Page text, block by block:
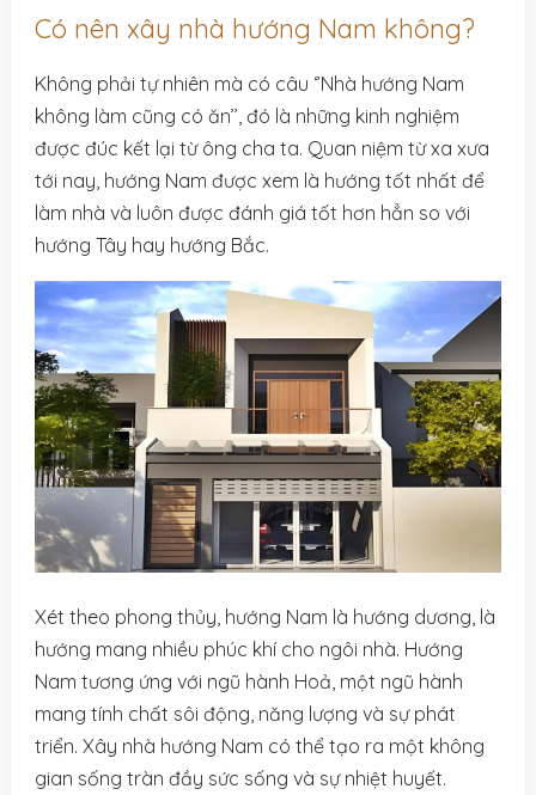
Có nên xây nhà hướng Nam không?
Không phải tự nhiên mà có câu ‘’Nhà hướng Nam
không làm cũng có ăn’’, đó là những kinh nghiệm
được đúc kết lại từ ông cha ta. Quan niệm từ xa xưa
tới nay, hướng Nam được xem là hướng tốt nhất để
làm nhà và luôn được đánh giá tốt hơn hẳn so với
hướng Tây hay hướng Bắc.
Xét theo phong thủy, hướng Nam là hướng dương, là
hướng mang nhiều phúc khí cho ngôi nhà. Hướng
Nam tương ứng với ngũ hành Hoả, một ngũ hành
mang tính chất sôi động, năng lượng và sự phát
triển. Xây nhà hướng Nam có thể tạo ra một không
gian sống tràn đầy sức sống và sự nhiệt huyết.